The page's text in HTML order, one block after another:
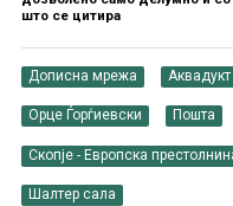
што се цитира
Дописна мрежа Аквадукт
Орце Ѓорѓиевски Пошта
Скопје - Европска
Шалтер сала